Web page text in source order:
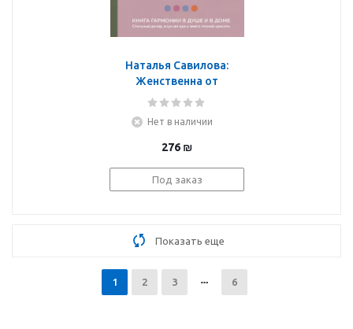
Наталья Савилова:
Женственна от
природы. Книга
доме. Стильный декор,
вкусная еда
Нет в наличии
276 ₪
Под заказ
Показать еще
1 2 3 6